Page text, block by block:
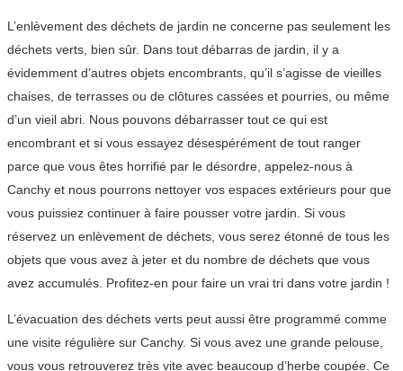
L’enlèvement des déchets de jardin ne concerne pas seulement les
déchets verts, bien sûr. Dans tout débarras de jardin, il y a
évidemment d’autres objets encombrants, qu’il s’agisse de vieilles
chaises, de terrasses ou de clôtures cassées et pourries, ou même
d’un vieil abri. Nous pouvons débarrasser tout ce qui est
encombrant et si vous essayez désespérément de tout ranger
parce que vous êtes horrifié par le désordre, appelez-nous à
Canchy et nous pourrons nettoyer vos espaces extérieurs pour que
vous puissiez continuer à faire pousser votre jardin. Si vous
réservez un enlèvement de déchets, vous serez étonné de tous les
objets que vous avez à jeter et du nombre de déchets que vous
avez accumulés. Profitez-en pour faire un vrai tri dans votre jardin !
L’évacuation des déchets verts peut aussi être programmé comme
une visite régulière sur Canchy. Si vous avez une grande pelouse,
vous vous retrouverez très vite avec beaucoup d’herbe coupée. Ce